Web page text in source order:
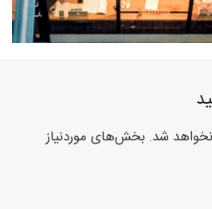
شد. بخش‌های موردنیاز